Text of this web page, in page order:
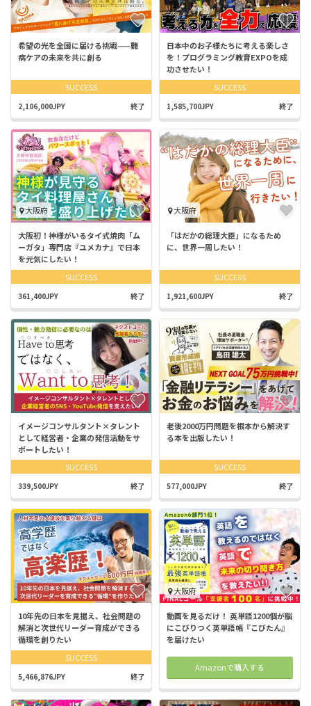
希望の光を全国に届ける挑戦——難
病ケアの未来を共に創る
SUCCESS
2,106,000JPY 終了
日本中のお子様たちに考える楽しさ
を！プログラミング教育EXPOを成
功させたい！
SUCCESS
1,585,700JPY 終了
大阪府
大阪初！神様がいるタイ式焼肉「ム
ーガタ」専門店『ユメカナ』で日本
を元気にしたい！
SUCCESS
361,400JPY 終了
大阪府
「はだかの総理大臣」になるため
に、世界一周したい！
SUCCESS
1,921,600JPY 終了
イメージコンサルタント×タレント
として経営者・企業の発信活動をサ
ポートしたい！
SUCCESS
339,500JPY 終了
老後2000万円問題を根本から解決す
る本を出版したい！
SUCCESS
577,000JPY 終了
10年先の日本を見据え、社会問題の
解消と次世代リーダー育成ができる
循環を創りたい
SUCCESS
5,466,876JPY 終了
大阪府
動画を見るだけ！ 英単語1200個が脳
にこびりつく英単語帳『こびたん』
を届けたい
Amazonで購入する